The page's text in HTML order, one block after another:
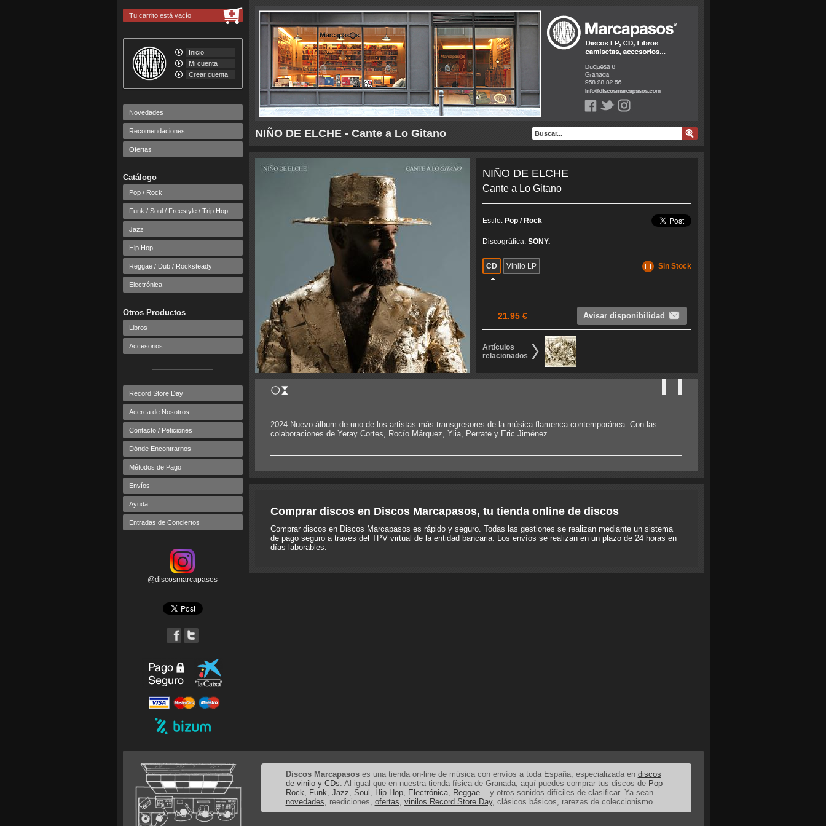
NIÑO DE ELCHE - Cante a Lo Gitano
Tu carrito está vacío
Inicio
Mi cuenta
Crear cuenta
Novedades
Recomendaciones
Ofertas
Catálogo
Pop / Rock
Funk / Soul / Freestyle / Trip Hop
Jazz
Hip Hop
Reggae / Dub / Rocksteady
Electrónica
Otros Productos
Libros
Accesorios
Record Store Day
Acerca de Nosotros
Contacto / Peticiones
Dónde Encontrarnos
Métodos de Pago
Envíos
Ayuda
Entradas de Conciertos
@discosmarcapasos
NIÑO DE ELCHE
Cante a Lo Gitano
Estilo: Pop / Rock
Discográfica: SONY.
CD Vinilo LP Sin Stock
21.95 € Avisar disponibilidad
Artículos
relacionados
2024 Nuevo álbum de uno de los artistas más transgresores de la música flamenca contemporánea. Con las
colaboraciones de Yeray Cortes, Rocío Márquez, Ylia, Perrate y Eric Jiménez.
Comprar discos en Discos Marcapasos, tu tienda online de discos
Comprar discos en Discos Marcapasos es rápido y seguro. Todas las gestiones se realizan mediante un sistema
de pago seguro a través del TPV virtual de la entidad bancaria. Los envíos se realizan en un plazo de 24 horas en
días laborables.
Discos Marcapasoses una tienda on-line de música con envíos a toda España, especializada en discos
de vinilo y CDs. Al igual que en nuestra tienda física de Granada, aquí puedes comprar tus discos de Pop
Rock, Funk, Jazz, Soul , Hip Hop, Electrónica, Reggae... y otros sonidos difíciles de clasificar. Ya sean
novedades, reediciones, ofertas, vinilos Record Store Day, clásicos básicos, rarezas de coleccionismo...